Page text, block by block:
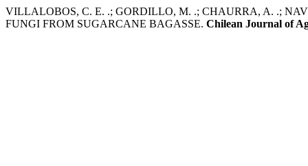
VILLALOBOS, C. E. .; GORDILLO, M. .; CHAURRA, A. .;
FUNGI FROM SUGARCANE BAGASSE. Chilean Journal of